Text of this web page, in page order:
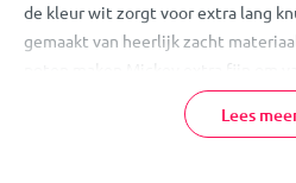
de kleur wit zorgt voor extra lang
gemaakt van heerlijk zacht
poten maken Mickey extra fijn om
Door het schattige design is de
Lees